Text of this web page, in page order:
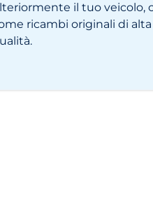
il tuo veicolo,
ricambi originali di alta